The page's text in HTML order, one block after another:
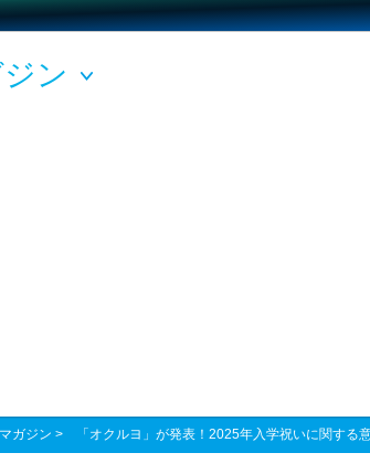
ン
マガジン > 「オクルヨ」が発表！2025年入学祝いに関する